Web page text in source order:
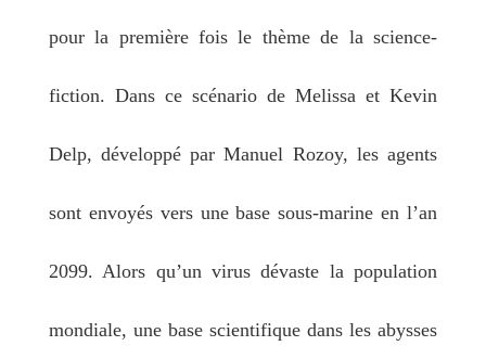
pour la première fois le thème de la science-
fiction. Dans ce scénario de Melissa et Kevin
Delp, développé par Manuel Rozoy, les agents
sont envoyés vers une base sous-marine en l’an
2099.Alors qu’un virus dévaste la population
mondiale, une base scientifique dans les abysses